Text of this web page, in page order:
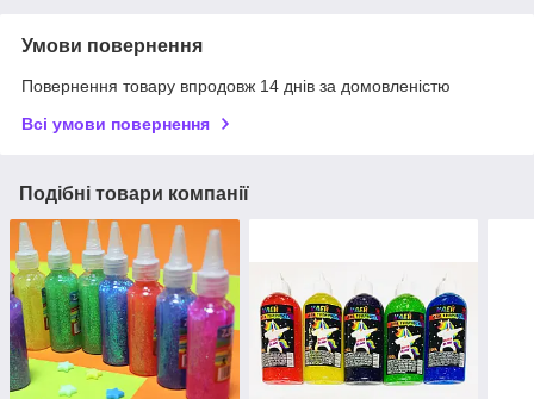
Умови повернення
Повернення товару впродовж 14 днів за домовленістю
Всі умови повернення
Подібні товари компанії